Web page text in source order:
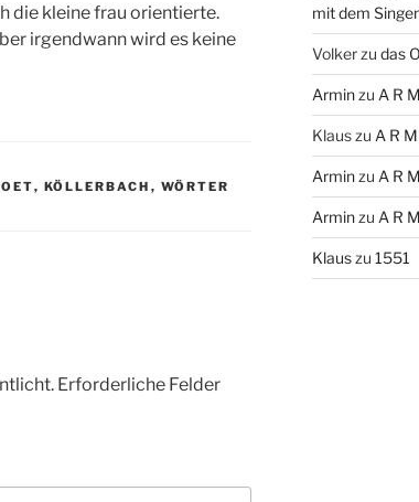
die kleine frau orientierte.
irgendwann wird es keine
, KÖLLERBACH , WÖRTER
Erforderliche Felder
mit dem
Volkerzu das
Arminzu A R
Klauszu A R
Arminzu A R
Arminzu A R
Klauszu 1551